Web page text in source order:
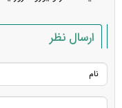
ارسال نظر